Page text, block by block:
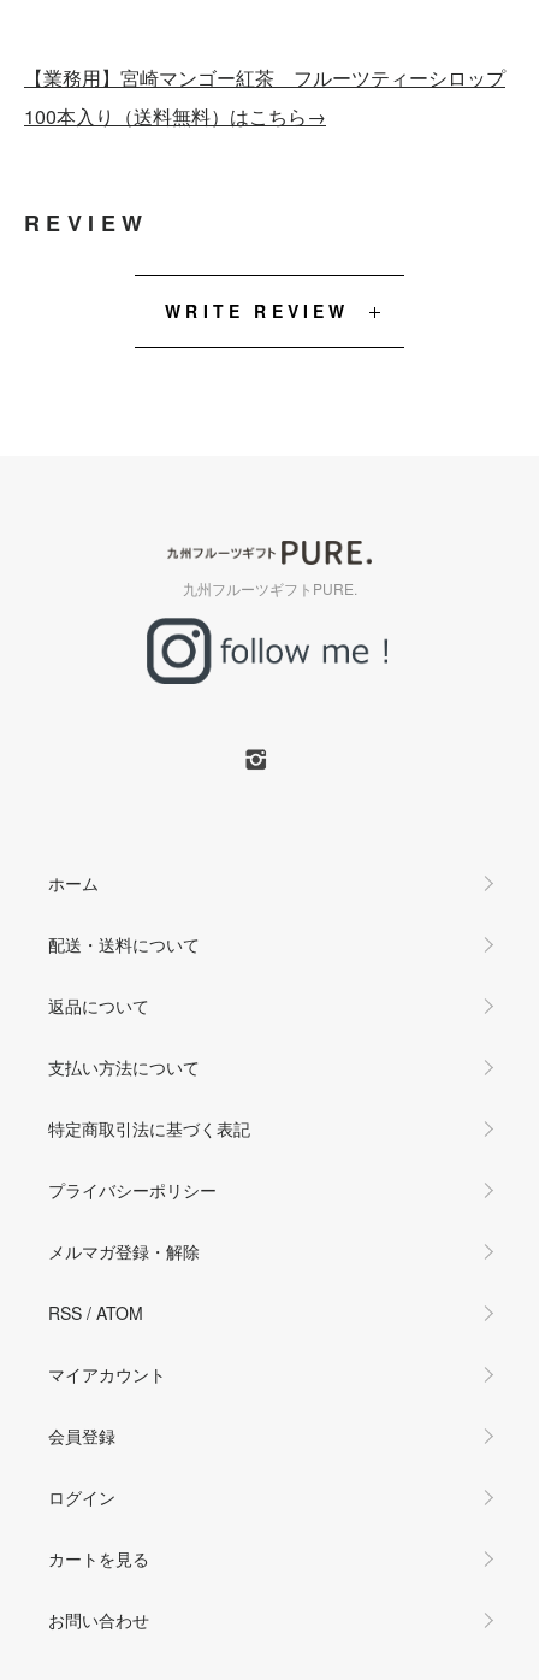
【業務用】宮崎マンゴー紅茶 フルーツティーシロップ
100本入り（送料無料）はこちら→
REVIEW
WRITE REVIEW
九州フルーツギフトPURE.
ホーム
配送・送料について
返品について
支払い方法について
特定商取引法に基づく表記
プライバシーポリシー
メルマガ登録・解除
RSS / ATOM
マイアカウント
会員登録
ログイン
カートを見る
お問い合わせ